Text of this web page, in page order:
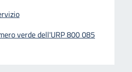
verde dell'URP 800 085